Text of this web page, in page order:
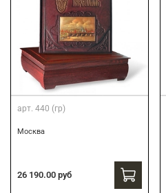
арт. 440 (гр)
Москва
26 190.00 руб